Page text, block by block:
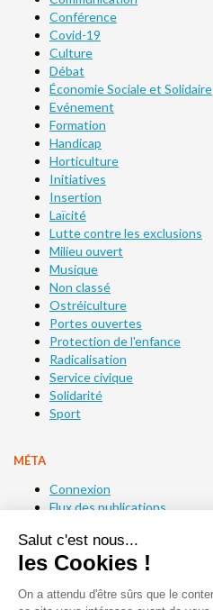
Conférence
Covid-19
Culture
Débat
Économie Sociale et Solidaire
Evénement
Formation
Handicap
Horticulture
Initiatives
Insertion
Laïcité
Lutte contre les exclusions
Milieu ouvert
Musique
Non classé
Ostréiculture
Portes ouvertes
Protection de l'enfance
Radicalisation
Service civique
Solidarité
Sport
MÉTA
Connexion
Flux des publications
Site de WordPress-FR